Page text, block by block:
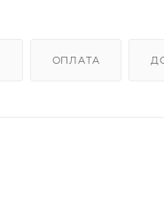
ОПЛАТА